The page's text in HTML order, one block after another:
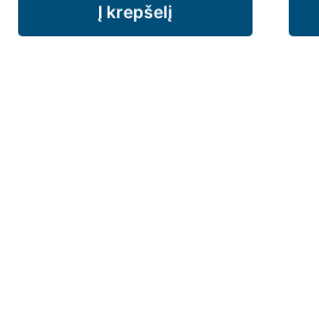
Į krepšelį